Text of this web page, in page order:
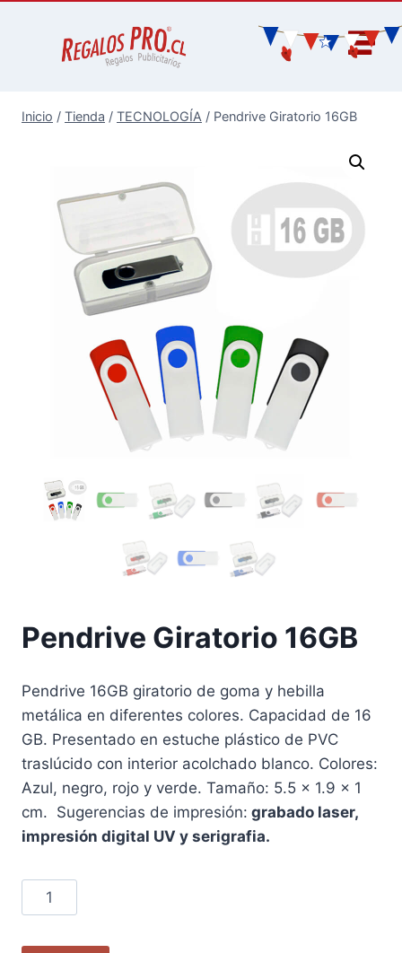
Inicio / Tienda / TECNOLOGÍA / Pendrive Giratorio 16GB
Pendrive Giratorio 16GB
Pendrive 16GB giratorio de goma y hebilla
metálica en diferentes colores. Capacidad de 16
GB. Presentado en estuche plástico de PVC
traslúcido con interior acolchado blanco. Colores:
Azul, negro, rojo y verde. Tamaño: 5.5 × 1.9 × 1
cm. Sugerencias de impresión: grabado laser,
impresión digital UV y serigrafia.